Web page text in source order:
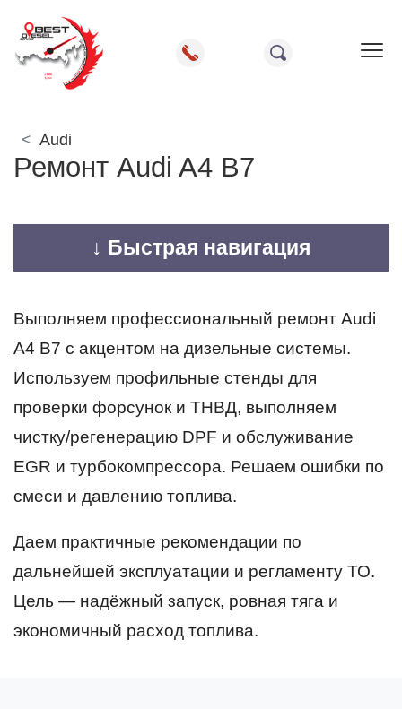
Audi
Ремонт Audi A4 B7
↓ Быстрая навигация
Выполняем профессиональный ремонт Audi
A4 B7 с акцентом на дизельные системы.
Используем профильные стенды для
проверки форсунок и ТНВД, выполняем
чистку/регенерацию DPF и обслуживание
EGR и турбокомпрессора. Решаем ошибки по
смеси и давлению топлива.
Даем практичные рекомендации по
дальнейшей эксплуатации и регламенту ТО.
Цель — надёжный запуск, ровная тяга и
экономичный расход топлива.